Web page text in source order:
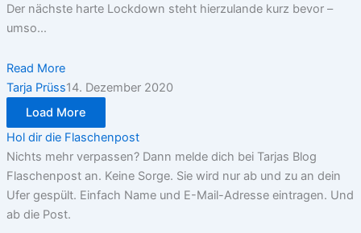
Der nächste harte Lockdown steht hierzulande kurz bevor –
umso...
Read More
Tarja Prüss14. Dezember 2020
Load More
Hol dir die Flaschenpost
Nichts mehr verpassen? Dann melde dich bei Tarjas Blog
Flaschenpost an. Keine Sorge. Sie wird nur ab und zu an dein
Ufer gespült. Einfach Name und E-Mail-Adresse eintragen. Und
ab die Post.